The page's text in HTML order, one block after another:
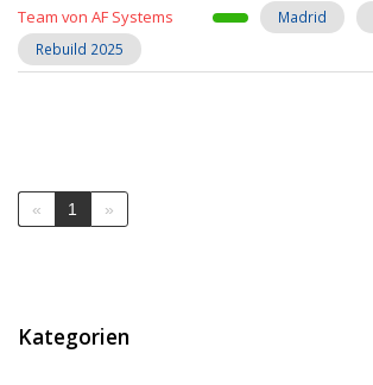
Weiterlesen..
Team von AF Systems Madrid
Rebuild 2025
« 1 »
Kategorien